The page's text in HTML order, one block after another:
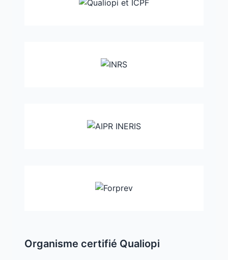
Organisme certifié Qualiopi